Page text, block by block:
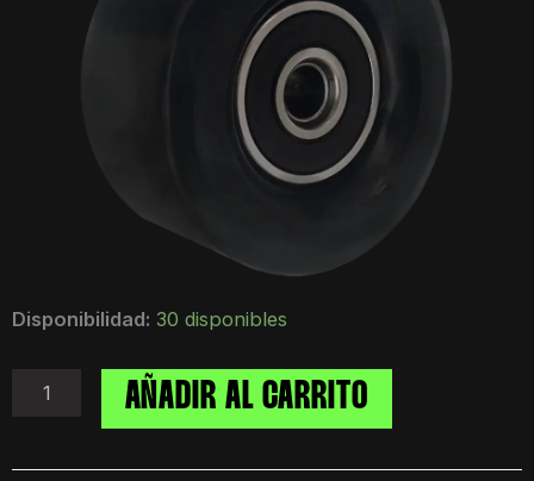
Disponibilidad: 30 disponibles
Pack
Ruedas
AÑADIR AL CARRITO